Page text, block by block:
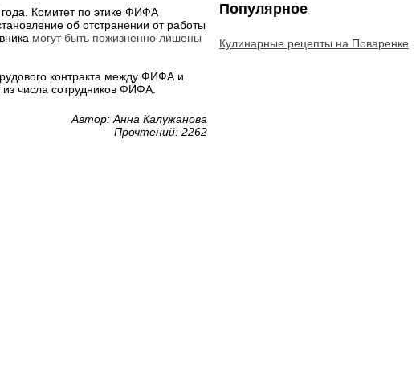
Комитет по этике ФИФА
об отстранении от работы
могут быть пожизненно лишены
контракта между ФИФА и
числа сотрудников ФИФА.
Автор: Анна Калужанова
Прочтений: 2262
Популярное
Кулинарные рецепты на Поваренке